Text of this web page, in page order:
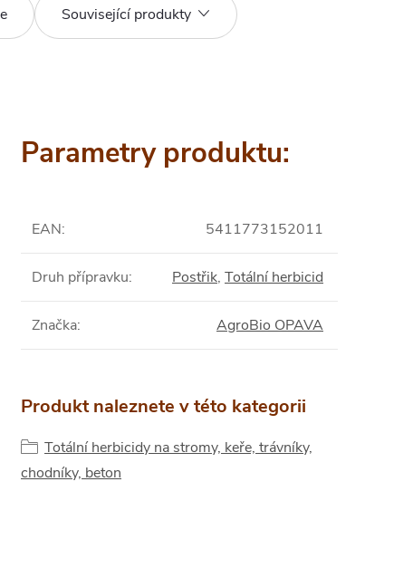
Související produkty
Parametry produktu:
EAN: 5411773152011
Druh přípravku: Postřik, Totální herbicid
Značka: AgroBio OPAVA
Produkt naleznete v této kategorii
Totální herbicidy na stromy, keře, trávníky,
chodníky, beton